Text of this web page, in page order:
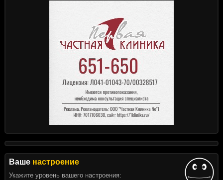
Ваше настроение
Укажите уровень вашего настроения: